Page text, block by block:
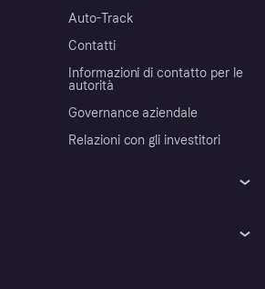
Auto-Track
Contatti
Informazioni di contatto per le
autorità
Governance aziendale
Relazioni con gli investitori